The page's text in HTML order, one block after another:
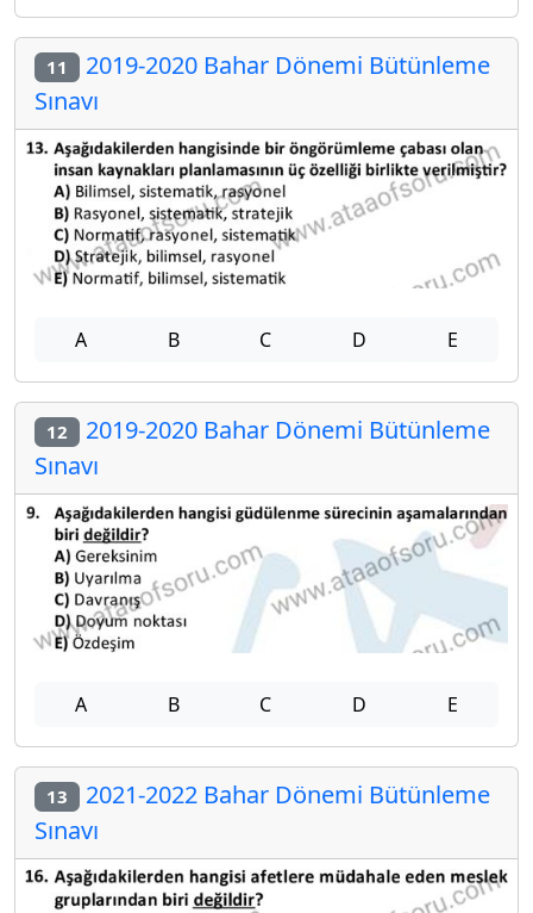
11 2019-2020 Bahar Dönemi Bütünleme
Sınavı
A B C D E
12 2019-2020 Bahar Dönemi Bütünleme
Sınavı
A B C D E
13 2021-2022 Bahar Dönemi Bütünleme
Sınavı